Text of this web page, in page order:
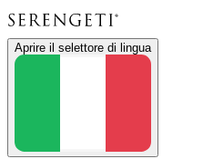
Aprire il selettore di lingua